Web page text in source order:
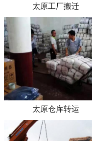
太原工厂搬迁
太原仓库转运